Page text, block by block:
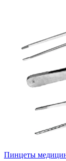
Пинцеты